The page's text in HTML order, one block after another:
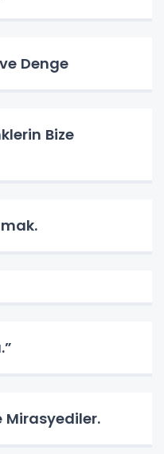
Denge
Bize